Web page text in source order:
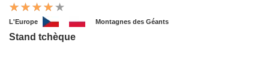
L'Europe Montagnes des Géants
Stand tchèque